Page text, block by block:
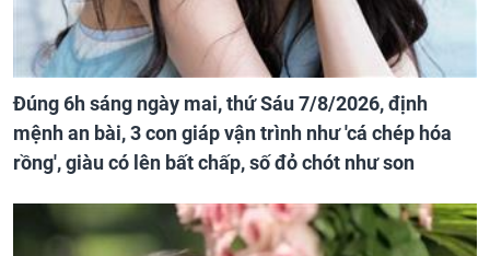
Đúng 6h sáng ngày mai, thứ Sáu 7/8/2026, định
mệnh an bài, 3 con giáp vận trình như 'cá chép hóa
rồng', giàu có lên bất chấp, số đỏ chót như son